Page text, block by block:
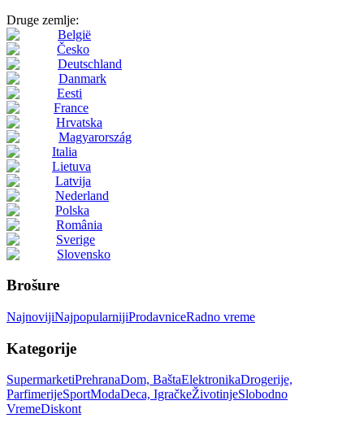
Druge zemlje:
België
Česko
Deutschland
Danmark
Eesti
France
Hrvatska
Magyarország
Italia
Lietuva
Latvija
Nederland
Polska
România
Sverige
Slovensko
Brošure
NajnovijiNajpopularnijiProdavniceRadno vreme
Kategorije
SupermarketiPrehranaDom, BaštaElektronikaDrogerije,
ParfimerijeSportModaDeca, IgračkeŽivotinjeSlobodno
VremeDiskont